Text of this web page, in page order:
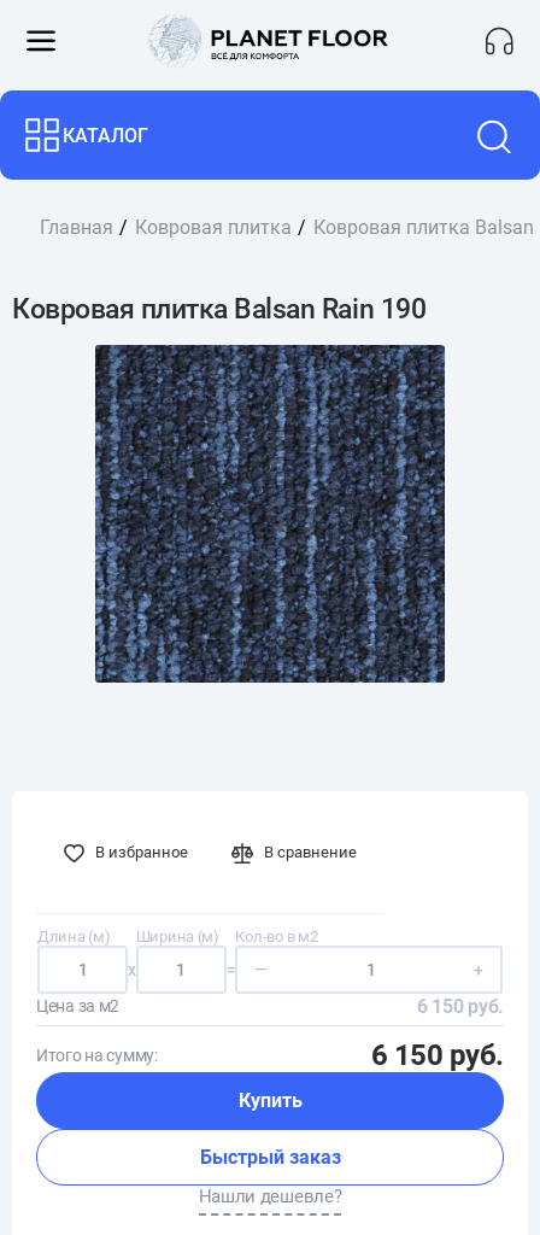
КАТАЛОГ
Главная Ковровая плитка Ковровая плитка Balsan
Ковровая плитка Balsan Rain 190
В избранное В сравнение
Длина (м)
x
Ширина (м)
=
Кол-во в м2
—
+
Цена за м2
6 150 руб.
Итого на сумму: 6 150 руб.
Купить
Быстрый заказ
Нашли дешевле?